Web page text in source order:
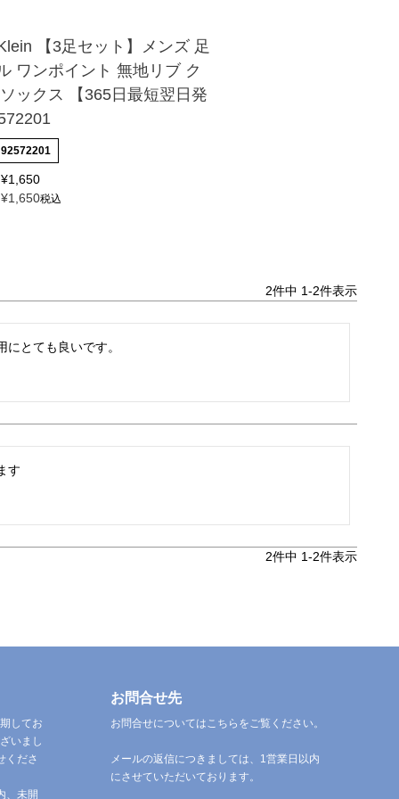
【3足セット】メンズ 足
ワンポイント 無地リブ ク
ックス 【365日最短翌日発
92572201
¥1,650
¥1,650税込
2件中 1-2件表示
とても良いです。
す
2件中 1-2件表示
してお
いまし
くださ
、未開
お問合せ先
お問合せについてはこちらをご覧ください。
メールの返信につきましては、1営業日以内
にさせていただいております。